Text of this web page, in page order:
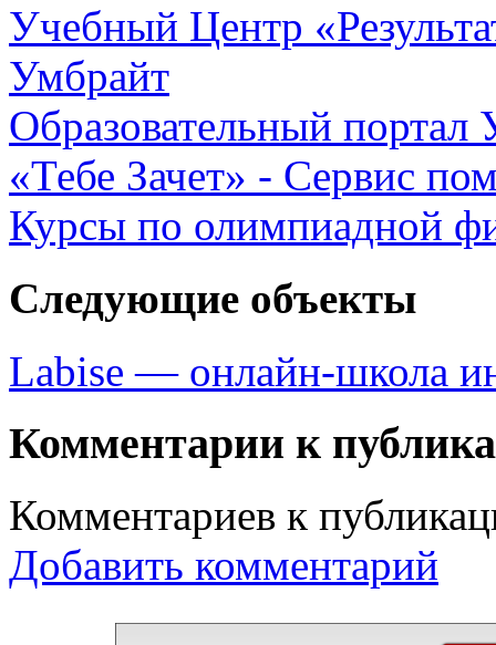
Учебный Центр
Умбрайт
Образовательный
«Тебе Зачет» - Сервис
Курсы по олимпиадной
Следующие объекты
Labise — онлайн-школа
Комментарии к
Комментариев к
Добавить комментарий